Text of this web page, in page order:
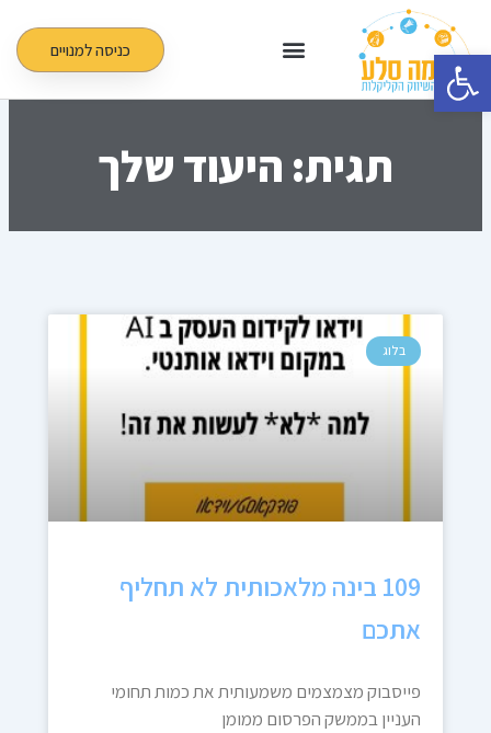
פתח סרגל נגישות
לתוכן
כניסה למנויים
תגית: היעוד שלך
בלוג
109 בינה מלאכותית לא תחליף
אתכם
פייסבוק מצמצמים משמעותית את כמות תחומי
העניין בממשק הפרסום ממומן